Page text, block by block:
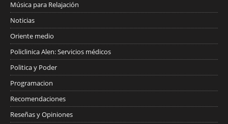
Música para Relajación
Noticias
Oriente medio
Policlinica Alen: Servicios médicos
Politica y Poder
Programacion
Recomendaciones
Reseñas y Opiniones